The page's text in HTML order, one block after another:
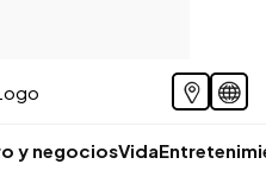
y negociosVida